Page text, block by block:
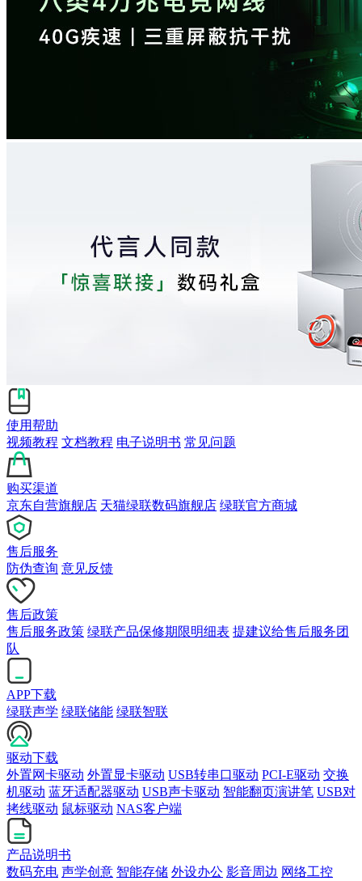
使用帮助
视频教程 文档教程 电子说明书 常见问题
购买渠道
京东自营旗舰店 天猫绿联数码旗舰店 绿联官方商城
售后服务
防伪查询 意见反馈
售后政策
售后服务政策 绿联产品保修期限明细表 提建议给售后服务团
队
APP下载
绿联声学 绿联储能 绿联智联
驱动下载
外置网卡驱动 外置显卡驱动 USB转串口驱动 PCI-E驱动 交换
机驱动 蓝牙适配器驱动 USB声卡驱动 智能翻页演讲笔 USB对
拷线驱动 鼠标驱动 NAS客户端
产品说明书
数码充电 声学创意 智能存储 外设办公 影音周边 网络工控